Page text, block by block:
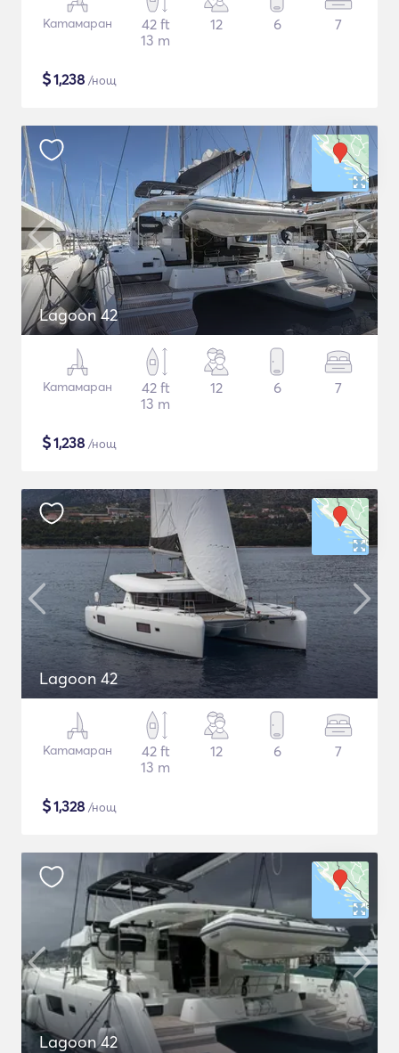
Катамаран
42 ft
13 m
12 6 7
$1,238 /нощ
Lagoon 42
Катамаран
42 ft
13 m
12 6 7
$1,238 /нощ
Lagoon 42
Катамаран
42 ft
13 m
12 6 7
$1,328 /нощ
Lagoon 42